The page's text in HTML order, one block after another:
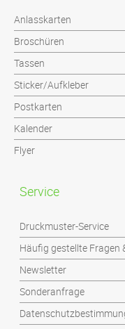
Anlasskarten
Broschüren
Tassen
Sticker/Aufkleber
Postkarten
Kalender
Flyer
Service
Druckmuster-Service
Häufig gestellte Fragen
Newsletter
Sonderanfrage